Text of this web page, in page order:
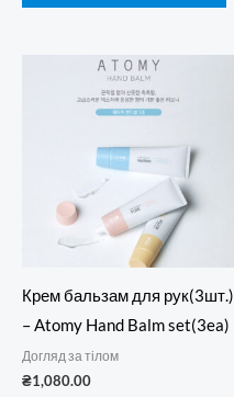
Крем бальзам для рук(3шт.)
– Atomy Hand Balm set(3ea)
Догляд за тілом
₴1,080.00